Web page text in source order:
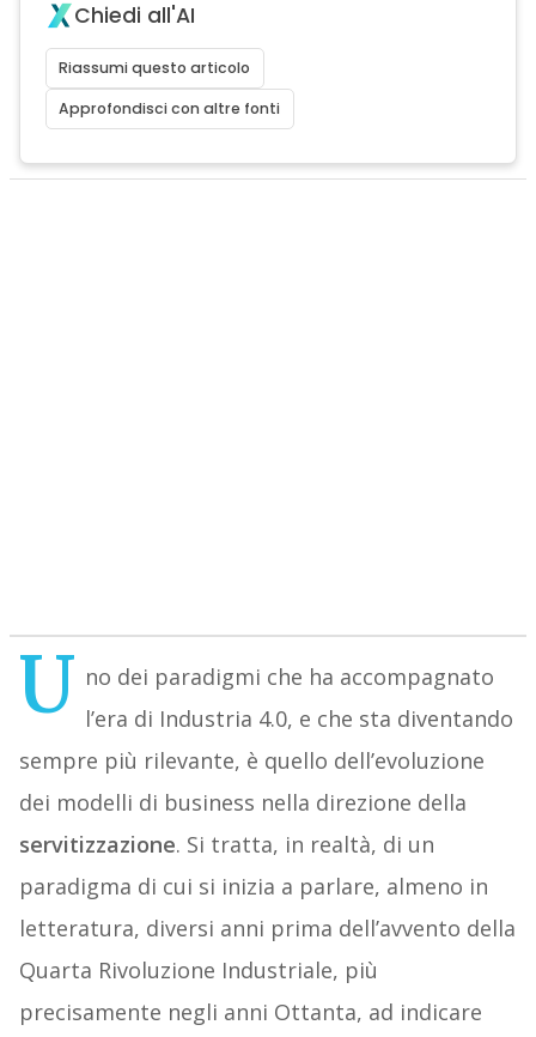
Chiedi all'AI
Riassumi questo articolo
Approfondisci con altre fonti
U no dei paradigmi che ha accompagnato
l’era di Industria 4.0, e che sta diventando
sempre più rilevante, è quello dell’evoluzione
dei modelli di business nella direzione della
servitizzazione. Si tratta, in realtà, di un
paradigma di cui si inizia a parlare, almeno in
letteratura, diversi anni prima dell’avvento della
Quarta Rivoluzione Industriale, più
precisamente negli anni Ottanta, ad indicare